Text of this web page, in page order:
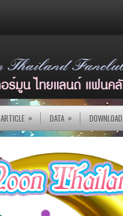
ARTICLE » DATA » DOWNLOAD